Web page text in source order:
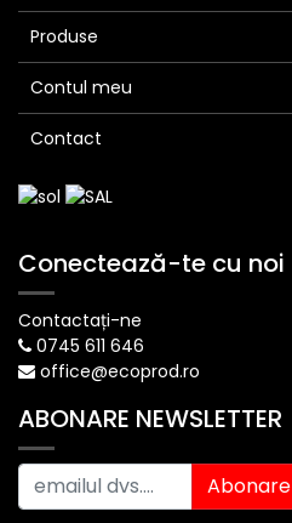
Produse
Contul meu
Contact
Conectează-te cu noi
Contactați-ne
0745 611 646
office@ecoprod.ro
ABONARE NEWSLETTER
Abonare